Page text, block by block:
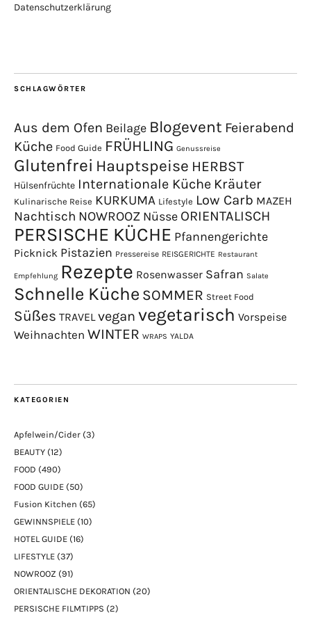
Datenschutzerklärung
SCHLAGWÖRTER
Aus dem Ofen Beilage Blogevent Feierabend
Küche Food Guide FRÜHLING Genussreise
Glutenfrei Hauptspeise HERBST
Hülsenfrüchte Internationale Küche Kräuter
Kulinarische Reise KURKUMA Lifestyle Low Carb MAZEH
Nachtisch NOWROOZ Nüsse ORIENTALISCH
PERSISCHE KÜCHE Pfannengerichte
Picknick Pistazien Pressereise REISGERICHTE Restaurant
Empfehlung Rezepte Rosenwasser Safran Salate
Schnelle Küche SOMMER Street Food
Süßes TRAVEL vegan vegetarisch Vorspeise
Weihnachten WINTER WRAPS YALDA
KATEGORIEN
Apfelwein/Cider (3)
BEAUTY (12)
FOOD (490)
FOOD GUIDE (50)
Fusion Kitchen (65)
GEWINNSPIELE (10)
HOTEL GUIDE (16)
LIFESTYLE (37)
NOWROOZ (91)
ORIENTALISCHE DEKORATION (20)
PERSISCHE FILMTIPPS (2)